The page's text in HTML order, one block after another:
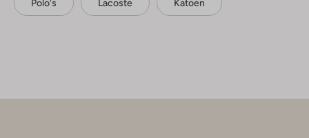
Polo's Lacoste Katoen